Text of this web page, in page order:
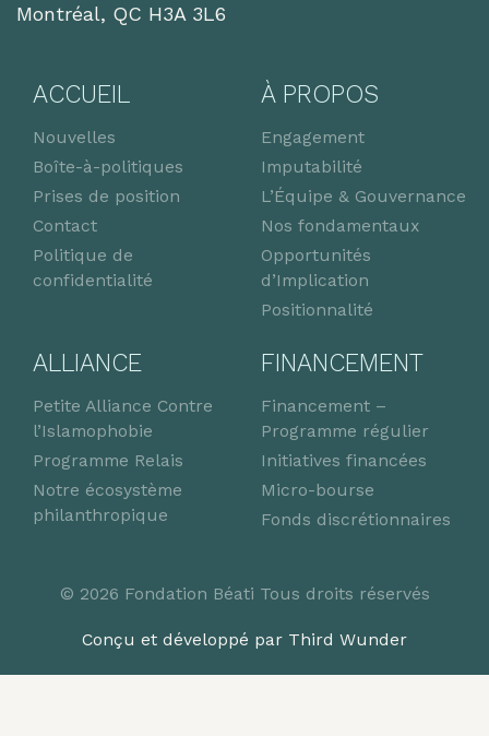
Montréal, QC H3A 3L6
ACCUEIL
Nouvelles
Boîte-à-politiques
Prises de position
Contact
Politique de
confidentialité
À PROPOS
Engagement
Imputabilité
L’Équipe & Gouvernance
Nos fondamentaux
Opportunités
d’Implication
Positionnalité
ALLIANCE
Petite Alliance Contre
l’Islamophobie
Programme Relais
Notre écosystème
philanthropique
FINANCEMENT
Financement –
Programme régulier
Initiatives financées
Micro-bourse
Fonds discrétionnaires
© 2026 Fondation Béati Tous droits réservés
Conçu et développé par Third Wunder